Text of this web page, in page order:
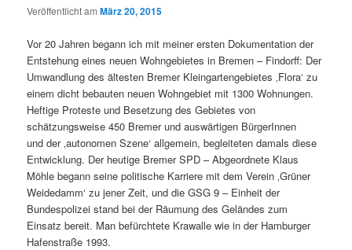
Veröffentlicht amMärz 20, 2015
Vor 20 Jahren begann ich mit meiner ersten Dokumentation der
Entstehung eines neuen Wohngebietes in Bremen – Findorff: Der
Umwandlung des ältesten Bremer Kleingartengebietes ‚Flora‘ zu
einem dicht bebauten neuen Wohngebiet mit 1300 Wohnungen.
Heftige Proteste und Besetzung des Gebietes von
schätzungsweise 450 Bremer und auswärtigen BürgerInnen
und der ‚autonomen Szene‘ allgemein, begleiteten damals diese
Entwicklung. Der heutige Bremer SPD – Abgeordnete Klaus
Möhle begann seine politische Karriere mit dem Verein ‚Grüner
Weidedamm‘ zu jener Zeit, und die GSG 9 – Einheit der
Bundespolizei stand bei der Räumung des Geländes zum
Einsatz bereit. Man befürchtete Krawalle wie in der Hamburger
Hafenstraße 1993.